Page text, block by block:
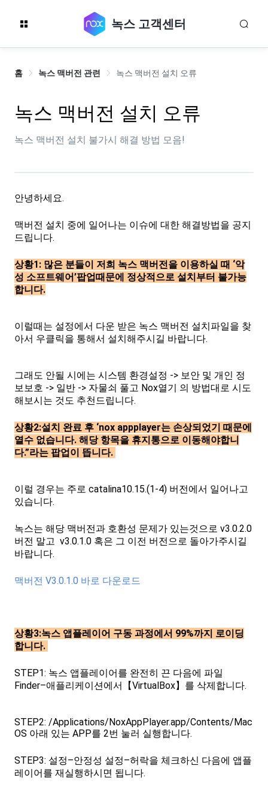
녹스 고객센터
홈 녹스 맥버전 관련 녹스 맥버전 설치 오류
녹스 맥버전 설치 오류
녹스 맥버전 설치 불가시 해결 방법 모음!
안녕하세요.
맥버전 설치 중에 일어나는 이슈에 대한 해결방법을 공지
드립니다.
상황1: 많은 분들이 저희 녹스 맥버전을 이용하실 때 ‘악
성 소프트웨어’팝업때문에 정상적으로 설치부터 불가능
합니다.
이럴때는 설정에서 다운 받은 녹스 맥버전 설치파일을 찾
아서 우클릭을 통해서 설치해주시길 바랍니다.
그래도 안될 시에는 시스템 환경설정 -> 보안 및 개인 정
보보호 -> 일반 -> 자물쇠 풀고 Nox열기 의 방법대로 시도
해보시는 것도 추천드립니다.
상황2:설치 완료 후 ‘nox appplayer는 손상되었기 때문에
열수 없습니다. 해당 항목을 휴지통으로 이동해야합니
다.”라는 팝업이 뜹니다.
이럴 경우는 주로 catalina10.15.(1-4) 버전에서 일어나고
있습니다.
녹스는 해당 맥버전과 호환성 문제가 있는것으로 v3.0.2.0
버전 말고 v3.0.1.0 혹은 그 이전 버전으로 돌아가주시길
바랍니다.
맥버전 V3.0.1.0 바로 다운로드
상황3:녹스 앱플레이어 구동 과정에서 99%까지 로이딩
합니다.
STEP1: 녹스 앱플레이어를 완전히 끈 다음에 파일
Finder–애플리케이션에서【VirtualBox】를 삭제합니다.
STEP2: /Applications/NoxAppPlayer.app/Contents/Mac
OS 아래 있는 APP를 2번 눌러 실행합니다.
STEP3: 설정–안정성 설정–허락을 체크하신 다음에 앱플
레이어를 재실행하시면 됩니다.